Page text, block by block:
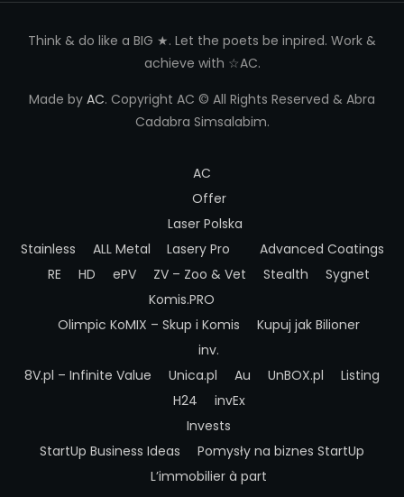
Think & do like a BIG ★. Let the poets be inpired. Work &
achieve with ☆AC.
Made by AC. Copyright AC © All Rights Reserved & Abra
Cadabra Simsalabim.
AC
Offer
Stainless ALL Metal
Laser Polska
Lasery Pro
Advanced Coatings
RE
HD ePV ZV – Zoo & Vet Stealth Sygnet
Olimpic
Komis.PRO
KoMIX – Skup i Komis
Kupuj jak Bilioner
inv.
8V.pl – Infinite Value
Unica.pl Au UnBOX.pl
Listing
H24
invEx
Invests
StartUp Business Ideas
Pomysły na biznes StartUp
L’immobilier à part